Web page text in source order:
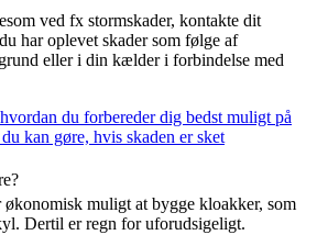
ved fx stormskader, kontakte dit
har oplevet skader som følge af
eller i din kælder i forbindelse med
du forbereder dig bedst muligt på
kan gøre, hvis skaden er sket
muligt at bygge kloakker, som
Dertil er regn for uforudsigeligt.